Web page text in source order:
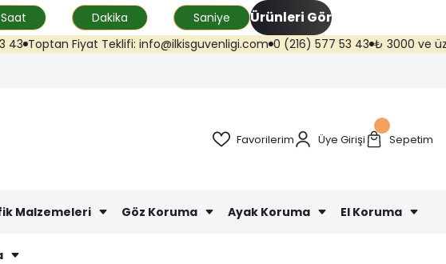
Saat Dakika Saniye Ürünleri Gör
Toptan Fiyat Teklifi: info@ilkisguvenligi.com 0 (216) 577 53 43 ₺ 3000 ve üzeri
Favorilerim Üye Girişi Sepetim
Malzemeleri Göz Koruma Ayak Koruma El Koruma